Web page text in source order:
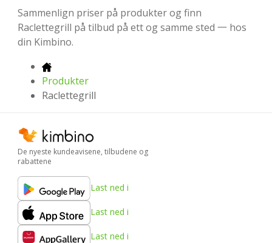
Sammenlign priser på produkter og finn
Raclettegrill på tilbud på ett og samme sted 一 hos
din Kimbino.
Produkter
Raclettegrill
De nyeste kundeavisene, tilbudene og
rabattene
Last ned i
Last ned i
Last ned i